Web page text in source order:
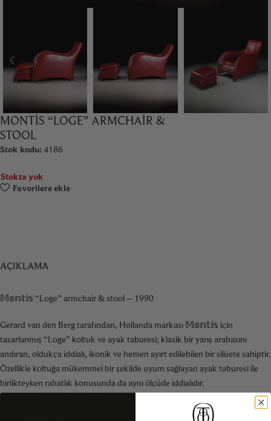
MONTIS “LOGE” ARMCHAIR &
STOOL
Stok kodu: 4186
Stokta yok
Favorilere ekle
AÇIKLAMA
𝕄𝕠𝕟𝕥𝕚𝕤 “Loge” armchair & stool – 1990
Gerard van den Berg tarafından, Hollanda markası 𝕄𝕠𝕟𝕥𝕚𝕤 için
tasarlanmış “Loge” koltuk ve ayak taburesi; klasik bir yarış arabasını
andıran, oldukça iddialı, ikonik ve hemen ayırt edilebilen bir silüete sahiptir.
Özellikle koltuğa mükemmel bir şekilde uyum sağlayan ayak taburesi ile
birlikteyken rahatlık konusunda da aynı ölçüde iddialıdır.